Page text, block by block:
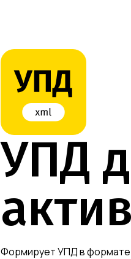
УПД
Формирует УПД в формате